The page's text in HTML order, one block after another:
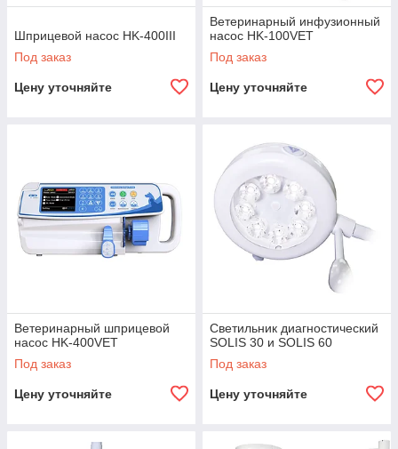
Шприцевой насос HK-400III
Под заказ
Цену уточняйте
Ветеринарный инфузионный
насос HK-100VET
Под заказ
Цену уточняйте
Ветеринарный шприцевой
насос HK-400VET
Под заказ
Цену уточняйте
Светильник диагностический
SOLIS 30 и SOLIS 60
Под заказ
Цену уточняйте